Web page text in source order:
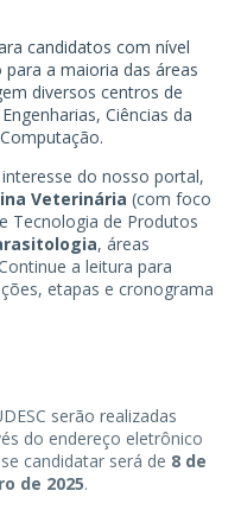
candidatos com nível
a maioria das áreas
diversos centros de
Ciências da
do nosso portal,
Veterinária (com foco
Tecnologia de Produtos
, áreas
a leitura para
etapas e cronograma
serão realizadas
do endereço eletrônico
candidatar será de 8 de
de 2025.